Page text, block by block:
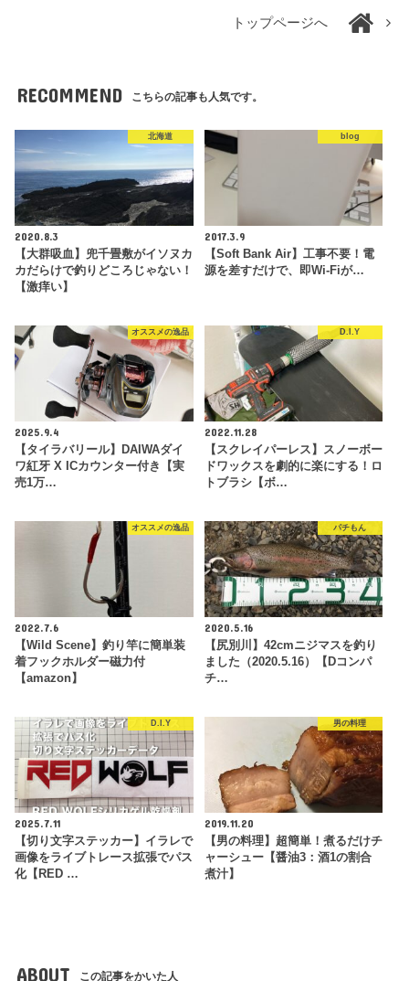
トップページへ
RECOMMEND こちらの記事も人気です。
北海道
2020.8.3
【大群吸血】兜千畳敷がイソヌカ
カだらけで釣りどころじゃない！
【激痒い】
blog
2017.3.9
【Soft Bank Air】工事不要！電
源を差すだけで、即Wi-Fiが…
オススメの逸品
2025.9.4
【タイラバリール】DAIWAダイ
ワ紅牙 X ICカウンター付き【実
売1万…
D.I.Y
2022.11.28
【スクレイパーレス】スノーボー
ドワックスを劇的に楽にする！ロ
トブラシ【ボ…
オススメの逸品
2022.7.6
【Wild Scene】釣り竿に簡単装
着フックホルダー磁力付
【amazon】
パチもん
2020.5.16
【尻別川】42cmニジマスを釣り
ました（2020.5.16）【Dコンパ
チ…
D.I.Y
2025.7.11
【切り文字ステッカー】イラレで
画像をライブトレース拡張でパス
化【RED …
男の料理
2019.11.20
【男の料理】超簡単！煮るだけチ
ャーシュー【醤油3：酒1の割合
煮汁】
ABOUT この記事をかいた人